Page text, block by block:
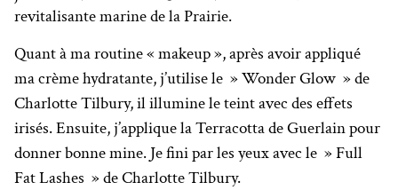
revitalisante marine de la Prairie.
Quant à ma routine « makeup », après avoir appliqué
ma crème hydratante, j’utilise le » Wonder Glow » de
Charlotte Tilbury, il illumine le teint avec des effets
irisés. Ensuite, j’applique la Terracotta de Guerlain pour
donner bonne mine. Je fini par les yeux avec le » Full
Fat Lashes » de Charlotte Tilbury.